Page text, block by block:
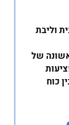
וליבת
של
כוח